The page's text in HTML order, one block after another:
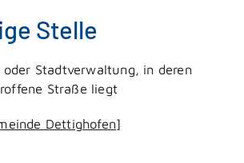
Stelle
Stadtverwaltung, in deren
Straße liegt
Dettighofen]